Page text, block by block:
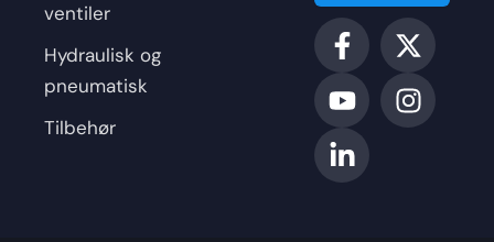
ventiler
Hydraulisk og
pneumatisk
Tilbehør
F
a
c
e
b
o
o
X
-
t
w
i
Y
o
u
t
u
b
e
I
n
s
t
a
L
i
n
k
e
d
i